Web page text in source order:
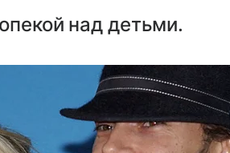
над детьми.